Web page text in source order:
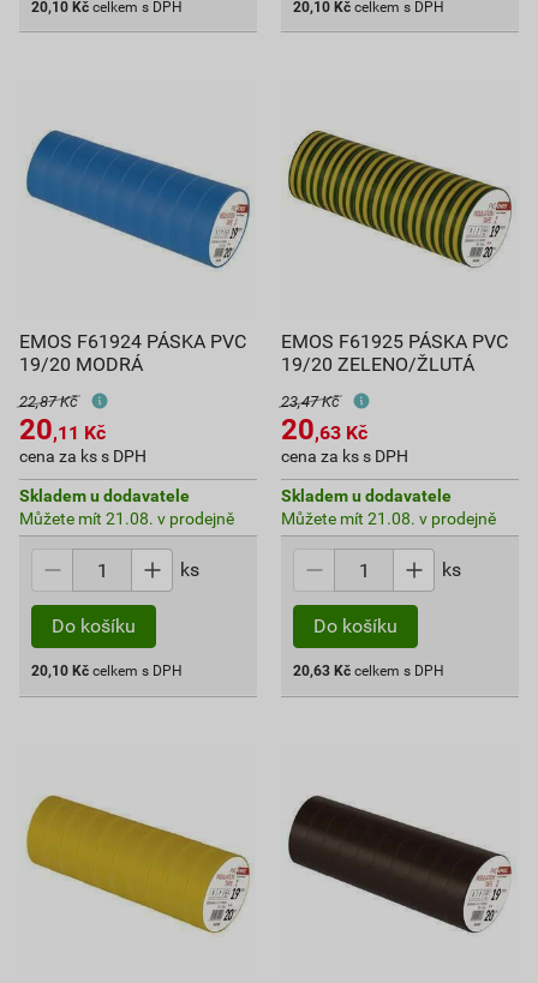
20,10 Kč celkem s DPH 20,10 Kč celkem s DPH
EMOS F61924 PÁSKA PVC
19/20 MODRÁ
22,87 Kč
20,11 Kč
cena za ks s DPH
Skladem u dodavatele
Můžete mít 21.08. v prodejně
ks
Do košíku
20,10 Kč celkem s DPH
EMOS F61925 PÁSKA PVC
19/20 ZELENO/ŽLUTÁ
23,47 Kč
20,63 Kč
cena za ks s DPH
Skladem u dodavatele
Můžete mít 21.08. v prodejně
ks
Do košíku
20,63 Kč celkem s DPH